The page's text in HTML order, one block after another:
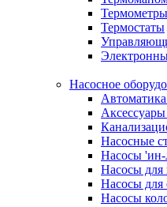
Термометры
Термостаты
Насосное
Аксессуары
Насосные
Насосы
Насосы для
Насосы для
Насосы